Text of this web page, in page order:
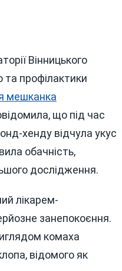
Вінницького
профілактики
мешканка
що під час
хенду відчула укус
обачність,
дослідження.
лікарем-
занепокоєння.
комаха
відомого як